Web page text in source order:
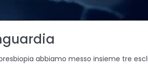
abbiamo messo insieme tre